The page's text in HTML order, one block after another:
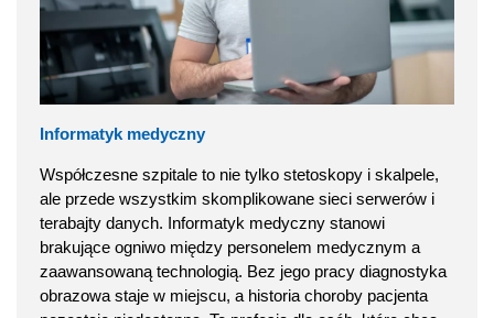
Informatyk medyczny
Współczesne szpitale to nie tylko stetoskopy i skalpele,
ale przede wszystkim skomplikowane sieci serwerów i
terabajty danych. Informatyk medyczny stanowi
brakujące ogniwo między personelem medycznym a
zaawansowaną technologią. Bez jego pracy diagnostyka
obrazowa staje w miejscu, a historia choroby pacjenta